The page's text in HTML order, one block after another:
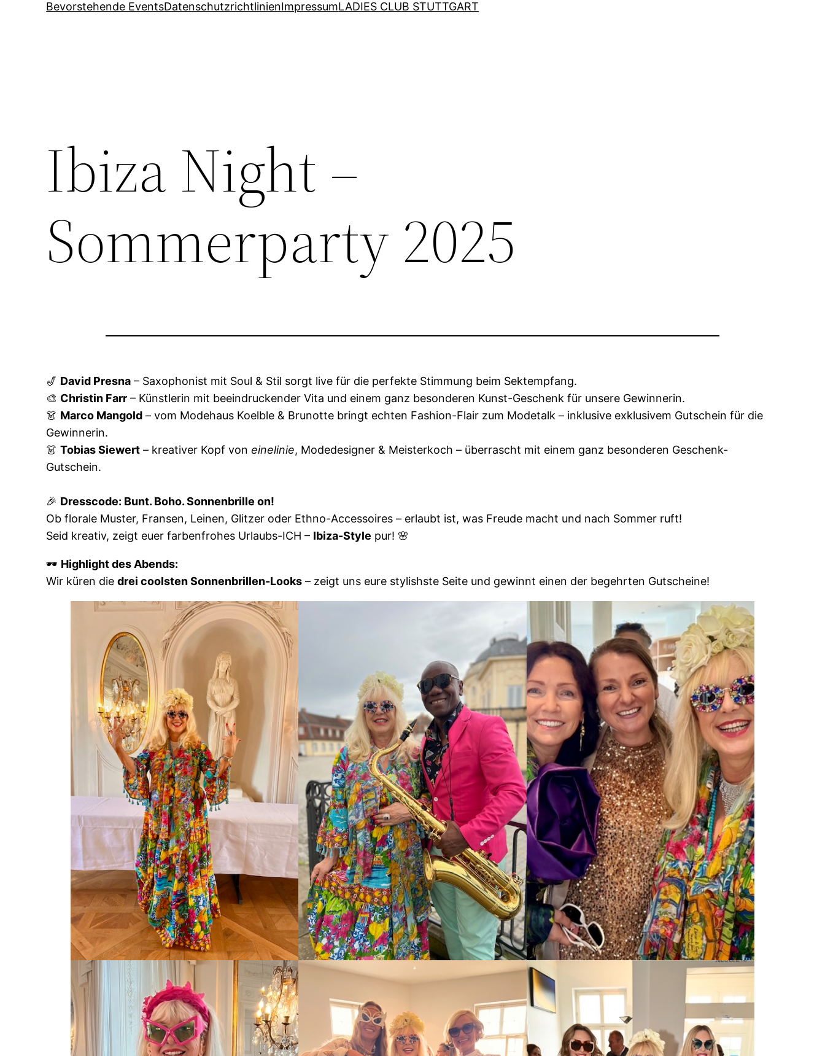
Bevorstehende EventsDatenschutzrichtlinienImpressumLADIES CLUB STUTTGART
Ibiza Night –
Sommerparty 2025
🎷 David Presna – Saxophonist mit Soul & Stil sorgt live für die perfekte Stimmung beim Sektempfang.
🎨 Christin Farr – Künstlerin mit beeindruckender Vita und einem ganz besonderen Kunst-Geschenk für unsere Gewinnerin.
👗 Marco Mangold – vom Modehaus Koelble & Brunotte bringt echten Fashion-Flair zum Modetalk – inklusive exklusivem Gutschein für die
Gewinnerin.
👗Tobias Siewert – kreativer Kopf voneinelinie, Modedesigner & Meisterkoch – überrascht mit einem ganz besonderen Geschenk-
Gutschein.
🎉 Dresscode: Bunt. Boho. Sonnenbrille on!
Ob florale Muster, Fransen, Leinen, Glitzer oder Ethno-Accessoires – erlaubt ist, was Freude macht und nach Sommer ruft!
Seid kreativ, zeigt euer farbenfrohes Urlaubs-ICH – Ibiza-Style pur! 🌸
🕶️ Highlight des Abends:
Wir küren diedrei coolsten Sonnenbrillen-Looks – zeigt uns eure stylishste Seite und gewinnt einen der begehrten Gutscheine!